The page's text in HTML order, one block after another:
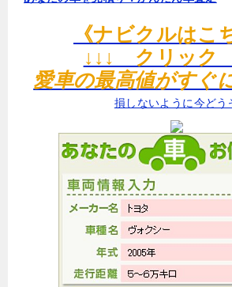
《ナビクルはこ
↓↓↓ クリック
愛車の最高値がすぐ
損しないように今どう